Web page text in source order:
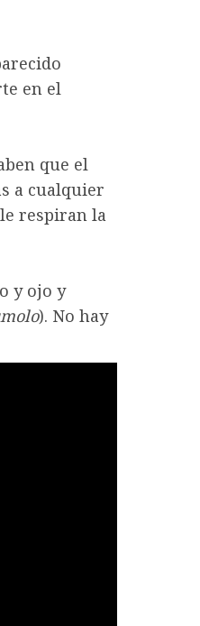
en el
que el
a cualquier
respiran la
y ojo y
). No hay